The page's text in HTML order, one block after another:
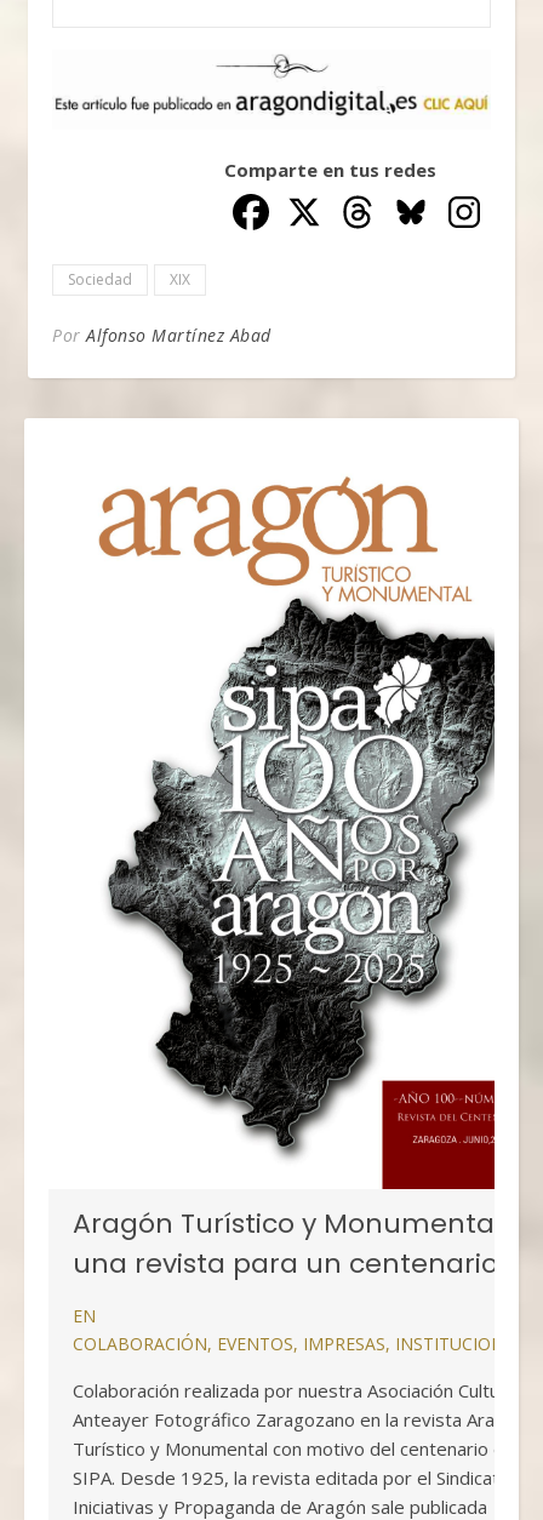
Comparte en tus redes
Sociedad XIX
PorAlfonso Martínez Abad
Aragón Turístico y Monumental,
una revista para un centenario
EN
COLABORACIÓN, EVENTOS, IMPRESAS, INSTITUCIONALES
Colaboración realizada por nuestra Asociación Cultural
Anteayer Fotográfico Zaragozano en la revista Aragón
Turístico y Monumental con motivo del centenario del
SIPA. Desde 1925, la revista editada por el Sindicato de
Iniciativas y Propaganda de Aragón sale publicada